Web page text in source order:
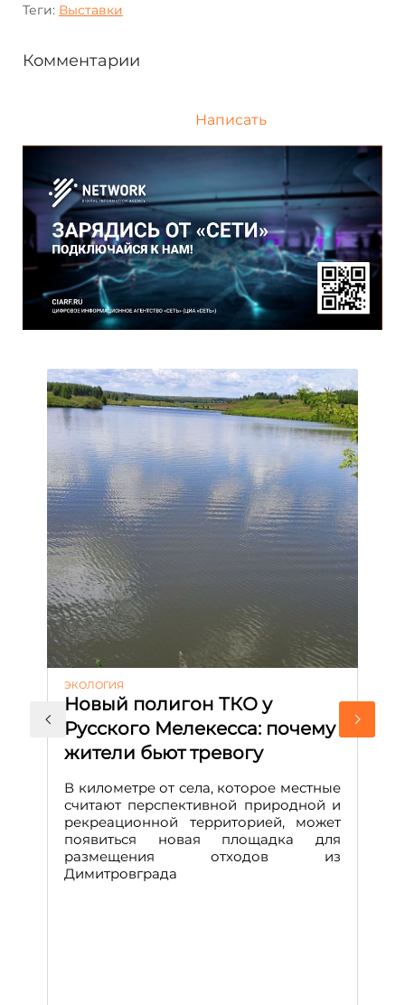
Теги: Выставки
Комментарии
Написать
ЭКОЛОГИЯ
Новый полигон ТКО у
Русского Мелекесса: почему
жители бьют тревогу
В километре от села, которое местные
считают перспективной природной и
рекреационной территорией, может
появиться новая площадка для
размещения отходов из
Димитровграда